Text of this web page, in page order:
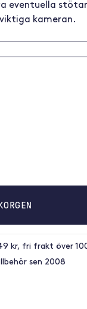
eventuella
kameran.
kr, fri frakt över
sen 2008